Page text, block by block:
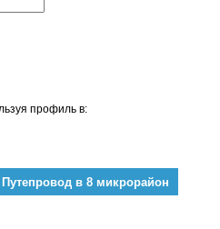
профиль в:
Путепровод в 8 микрорайон